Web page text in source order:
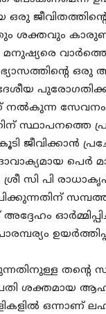
ശക്തവും
മനുഷ്യരെ
ഒരു
ദേശീയ
നൽകുന്ന
സ്ഥാപനത്തെ
പെർ
സി പി
തന്റെ
ശക്തമായ
ഒന്നാണ്